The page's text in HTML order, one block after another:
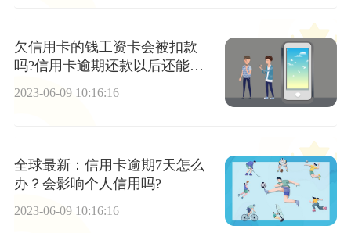
欠信用卡的钱工资卡会被扣款
吗?信用卡逾期还款以后还能用
2023-06-09 10:16:16
全球最新：信用卡逾期7天怎么
办？会影响个人信用吗?
2023-06-09 10:16:16